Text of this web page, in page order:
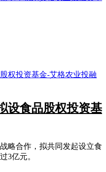
设食品股权投资基
略合作，拟共同发起设立食
3亿元。